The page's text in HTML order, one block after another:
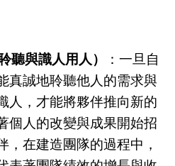
聽與識人用人）
：一旦自
真誠地聆聽他人的需求與
人，才能將夥伴推向新的
個人的改變與成果開始招
，在建造團隊的過程中，